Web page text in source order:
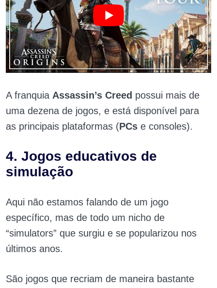
A franquia Assassin’s Creed possui mais de
uma dezena de jogos, e está disponível para
as principais plataformas (PCs e consoles).
4. Jogos educativos de
simulação
Aqui não estamos falando de um jogo
específico, mas de todo um nicho de
“simulators” que surgiu e se popularizou nos
últimos anos.
São jogos que recriam de maneira bastante